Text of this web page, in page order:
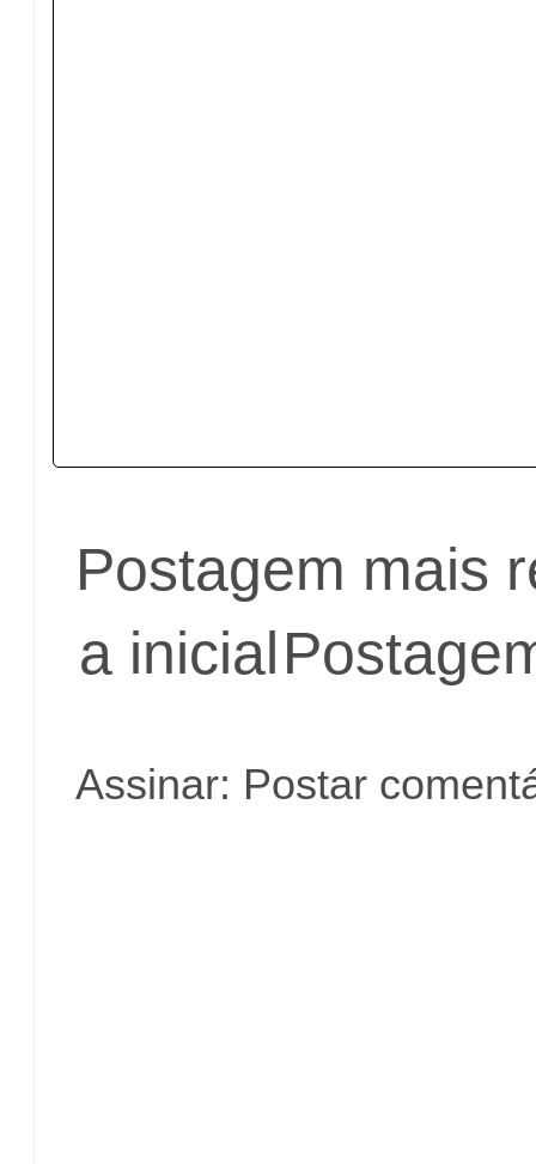
Postagem mais
a inicial
Assinar: Postar